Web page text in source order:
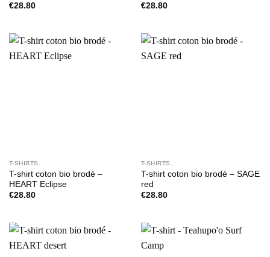
€28.80
€28.80
T-SHIRTS.
T-shirt coton bio brodé –
HEART Eclipse
€28.80
T-SHIRTS.
T-shirt coton bio brodé – SAGE
red
€28.80